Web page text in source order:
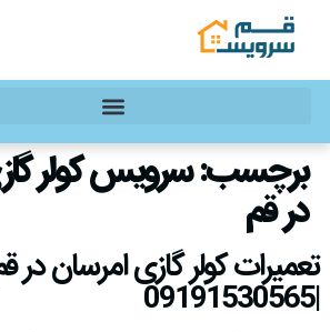
برچسب:سرویس کولر
در قم
تعمیرات کولر گازی امرسان در
|09191530565